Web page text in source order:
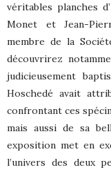
véritables planches
Monet et Jean-
membre de la
découvrirez
judicieusement
Hoschedé avait
confrontant ces
mais aussi de sa
exposition met en
l’univers des deux